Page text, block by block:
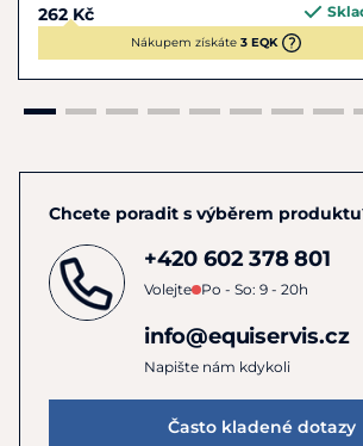
262 Kč
Nákupem získáte 3 EQK
Chcete poradit s výběrem
+420 602 378 801
Volejte Po - So: 9 - 20h
info@equiservis.cz
Napište nám kdykoli
Často kladené dotazy